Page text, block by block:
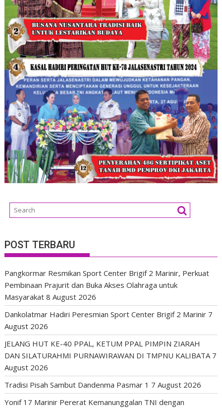
POST TERBARU
Pangkormar Resmikan Sport Center Brigif 2 Marinir, Perkuat
Pembinaan Prajurit dan Buka Akses Olahraga untuk
Masyarakat 8 August 2026
Dankolatmar Hadiri Peresmian Sport Center Brigif 2 Marinir 7
August 2026
JELANG HUT KE-40 PPAL, KETUM PPAL PIMPIN ZIARAH
DAN SILATURAHMI PURNAWIRAWAN DI TMPNU KALIBATA 7
August 2026
Tradisi Pisah Sambut Dandenma Pasmar 1 7 August 2026
Yonif 17 Marinir Pererat Kemanunggalan TNI dengan